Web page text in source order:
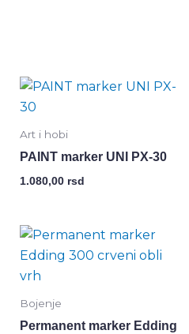
Art i hobi
PAINT marker UNI PX-30
1.080,00 rsd
Bojenje
Permanent marker Edding